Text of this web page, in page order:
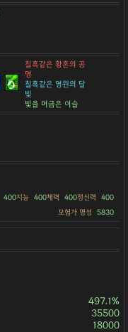
칠흑같은 황혼의 공
명
칠흑같은 영원의 달
빛
빛을 머금은 이슬
400지능 400체력 400정신력
400
모험가 명성
5830
497.1%
35500
18000